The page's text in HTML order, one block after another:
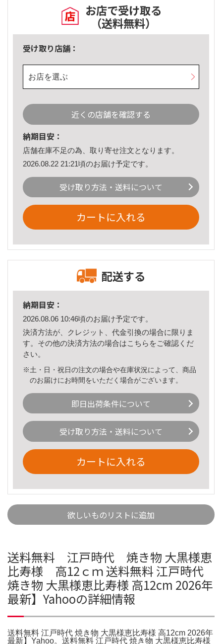
お店で受け取る
（送料無料）
受け取り店舗：
お店を選ぶ
近くの店舗を確認する
納期目安：
店舗在庫不足の為、取り寄せ注文となります。
2026.08.22 21:21頃のお届け予定です。
受け取り方法・送料について
カートに入れる
配送する
納期目安：
2026.08.06 10:46頃のお届け予定です。
決済方法が、クレジット、代金引換の場合に限りま
す。その他の決済方法の場合はこちら をご確認くだ
さい。
※土・日・祝日の注文の場合や在庫状況によって、商品
のお届けにお時間をいただく場合がございます。
即日出荷条件について
受け取り方法・送料について
カートに入れる
欲しいものリストに追加
送料無料 江戸時代 焼き物 大黒様恵
比寿様 高12ｃｍ 送料無料 江戸時代
焼き物 大黒様恵比寿様 高12cm 2026年
最新】Yahooの詳細情報
送料無料 江戸時代 焼き物 大黒様恵比寿様 高12cm 2026年
最新】Yahoo。送料無料 江戸時代 焼き物 大黒様恵比寿様